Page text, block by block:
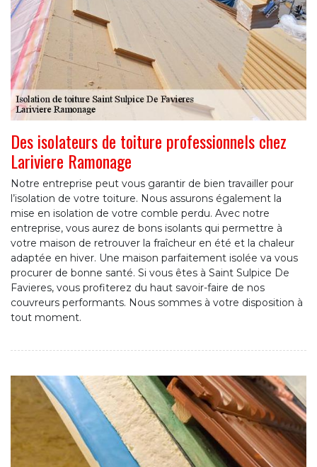
Des isolateurs de toiture professionnels chez
Lariviere Ramonage
Notre entreprise peut vous garantir de bien travailler pour
l’isolation de votre toiture. Nous assurons également la
mise en isolation de votre comble perdu. Avec notre
entreprise, vous aurez de bons isolants qui permettre à
votre maison de retrouver la fraîcheur en été et la chaleur
adaptée en hiver. Une maison parfaitement isolée va vous
procurer de bonne santé. Si vous êtes à Saint Sulpice De
Favieres, vous profiterez du haut savoir-faire de nos
couvreurs performants. Nous sommes à votre disposition à
tout moment.